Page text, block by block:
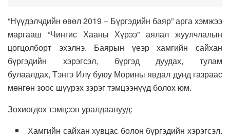
“Нүүдэлчдийн өвөл 2019 – Бүргэдийн баяр” арга хэмжээ
маргааш “Чингис Хааны Хүрээ” аялал жуулчлалын
цогцолборт эхэлнэ. Баярын үеэр хамгийн сайхан
бүргэдийн хэрэгсэл, бүргэд дуудах, тулам
булаалдах, Тэнгэ Илү буюу Морины явдал дунд газраас
мөнгөн зоос шүүрэх зэрэг тэмцээнүүд болох юм.
Зоxиогдох тэмцээн уралдаанууд:
Хамгийн сайхан хувцас болон бүргэдийн хэрэгсэл.